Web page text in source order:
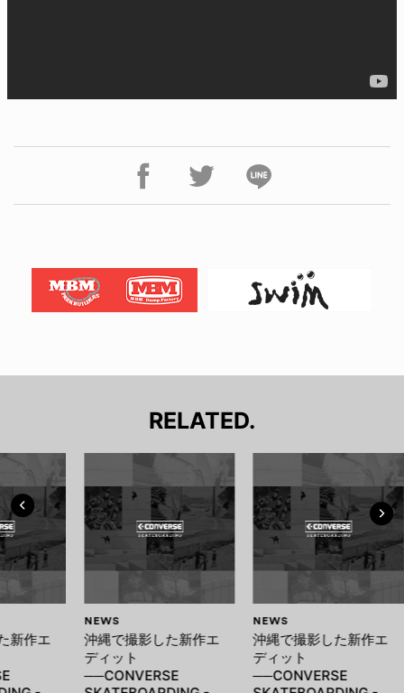
RELATED.
新作エ
NEWS
沖縄で撮影した新作エ
ディット
──CONVERSE
NEWS
沖縄で撮影した新作エ
ディット
──CONVERSE